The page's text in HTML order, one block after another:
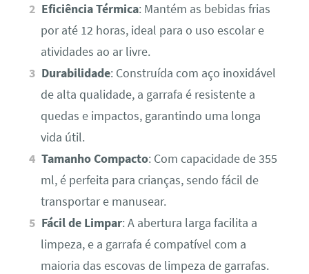
Eficiência Térmica: Mantém as bebidas frias
por até 12 horas, ideal para o uso escolar e
atividades ao ar livre.
Durabilidade: Construída com aço inoxidável
de alta qualidade, a garrafa é resistente a
quedas e impactos, garantindo uma longa
vida útil.
Tamanho Compacto: Com capacidade de 355
ml, é perfeita para crianças, sendo fácil de
transportar e manusear.
Fácil de Limpar: A abertura larga facilita a
limpeza, e a garrafa é compatível com a
maioria das escovas de limpeza de garrafas.